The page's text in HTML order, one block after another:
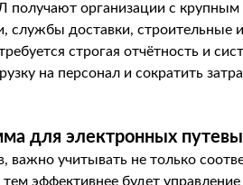
организации с крупным
службы доставки,
строгая отчётность и
на персонал и сократить
для электронных
учитывать не только
эффективнее будет управление